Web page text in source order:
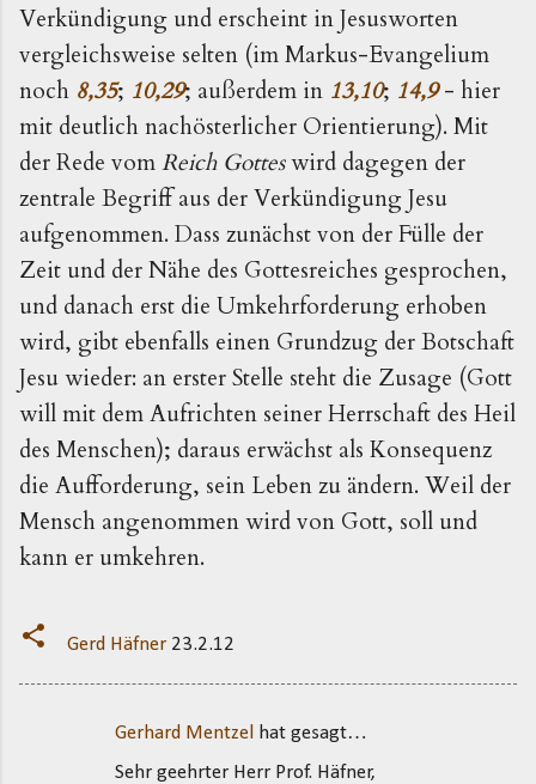
Verkündigung und erscheint in Jesusworten
vergleichsweise selten (im Markus-Evangelium
noch 8,35; 10,29; außerdem in 13,10; 14,9- hier
mit deutlich nachösterlicher Orientierung). Mit
der Rede vomReich Gotteswird dagegen der
zentrale Begriff aus der Verkündigung Jesu
aufgenommen. Dass zunächst von der Fülle der
Zeit und der Nähe des Gottesreiches gesprochen,
und danach erst die Umkehrforderung erhoben
wird, gibt ebenfalls einen Grundzug der Botschaft
Jesu wieder: an erster Stelle steht die Zusage (Gott
will mit dem Aufrichten seiner Herrschaft des Heil
des Menschen); daraus erwächst als Konsequenz
die Aufforderung, sein Leben zu ändern. Weil der
Mensch angenommen wird von Gott, soll und
kann er umkehren.
Gerd Häfner 23.2.12
Gerhard Mentzel
hat gesagt…
Sehr geehrter Herr Prof. Häfner,